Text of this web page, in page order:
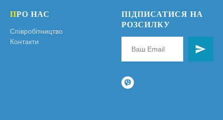
ПРО НАС
Співробітництво
Контакти
ПІДПИСАТИСЯ НА
РОЗСИЛКУ